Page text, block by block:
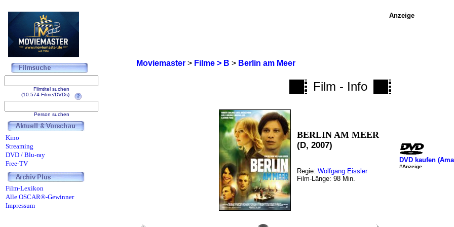
Moviemaster> Filme > B > Berlin am Meer
Film - Info
BERLIN AM MEER
(D, 2007)
Regie:Wolfgang Eissler
Film-Länge: 98 Min.
DVD kaufen
#Anzeige
Anzeige
Filmtitel suchen
(10.574 Filme/DVDs)
Person suchen
Kino
Streaming
DVD / Blu-ray
Free-TV
Film-Lexikon
Alle OSCAR®-Gewinner
Impressum